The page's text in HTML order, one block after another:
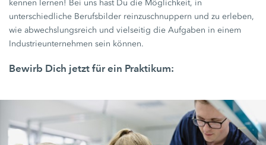
kennen lernen! Bei uns hast Du die Möglichkeit, in
unterschiedliche Berufsbilder reinzuschnuppern und zu erleben,
wie abwechslungsreich und vielseitig die Aufgaben in einem
Industrieunternehmen sein können.
Bewirb Dich jetzt für ein Praktikum: